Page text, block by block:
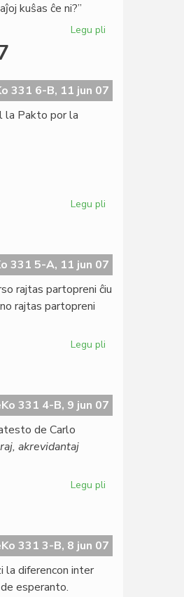
kuŝas ĉe ni?”
Legu pli
Breĵnev?
331 6-B, 11 jun 07
la Pakto por la
Legu pli
EKRA-
2007
331 5-A, 11 jun 07
rajtas partopreni ĉiu
rajtas partopreni
Legu pli
331 4-B, 9 jun 07
de Carlo
akrevidantaj
Legu pli
romano
en
331 3-B, 8 jun 07
la diferencon inter
esperanto.